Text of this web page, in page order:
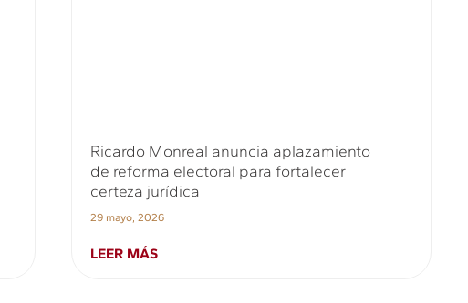
Ricardo Monreal anuncia aplazamiento
de reforma electoral para fortalecer
certeza jurídica
29 mayo, 2026
LEER MÁS